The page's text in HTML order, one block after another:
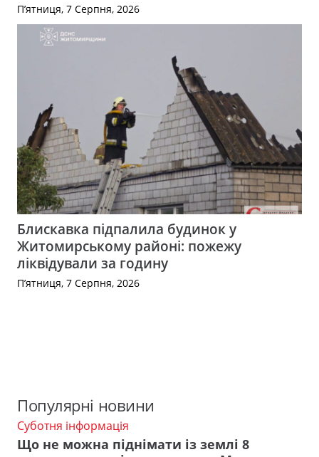
П’ятниця, 7 Серпня, 2026
Блискавка підпалила будинок у
Житомирському районі: пожежу
ліквідували за годину
П’ятниця, 7 Серпня, 2026
Популярні новини
Суботня інформація
Що не можна піднімати із землі 8